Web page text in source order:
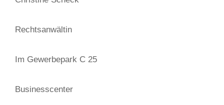
Rechtsanwältin
Im Gewerbepark C 25
Businesscenter